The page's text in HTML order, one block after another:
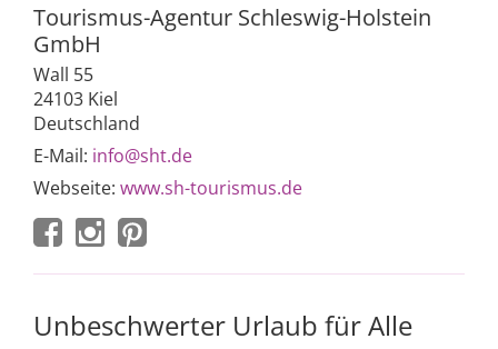
Tourismus-Agentur Schleswig-Holstein
GmbH
Wall 55
24103 Kiel
Deutschland
E-Mail: info@sht.de
Webseite: www.sh-tourismus.de
Unbeschwerter Urlaub für Alle